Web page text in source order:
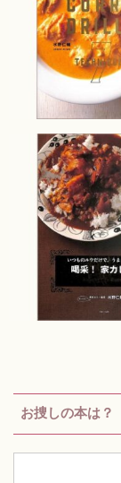
お捜しの本は？